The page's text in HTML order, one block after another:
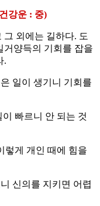
강운 : 중)
그 외에는 길하다. 도
거양득의 기회를 잡을
.
일이 생기니 기회를
빠르니 안 되는 것
렇게 개인 때에 힘을
신의를 지키면 어렵